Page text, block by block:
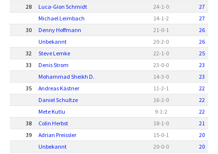
28
Luca-Gion Schmidt 24-1-0
27
Michael Leimbach
14-1-2
27
30
Denny Hoffmann 21-0-1
26
Unbekannt
20-2-0
26
32
Steve Lemke 22-1-0
25
33
Denis Strom 23-0-0
23
Mohammad Sheikh D.
14-3-0
23
35
Andreas Kästner 11-2-1
22
Daniel Schultze
16-2-0
22
Mete Kutlu
9-1-2
22
38
Colin Herbst 18-1-0
21
39
Adrian Preissler 15-0-1
20
Unbekannt
20-0-0
20